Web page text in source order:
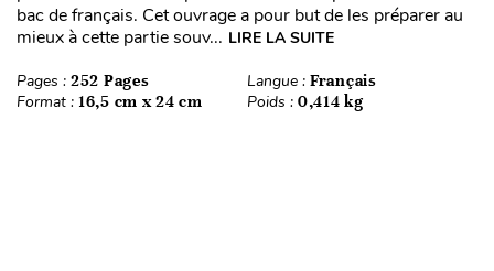
bac de français. Cet ouvrage a pour but de les préparer au
mieux à cette partie souv... LIRE LA SUITE
Pages : 252 Pages Langue : Français
Format : 16,5 cm x 24 cm Poids : 0,414 kg